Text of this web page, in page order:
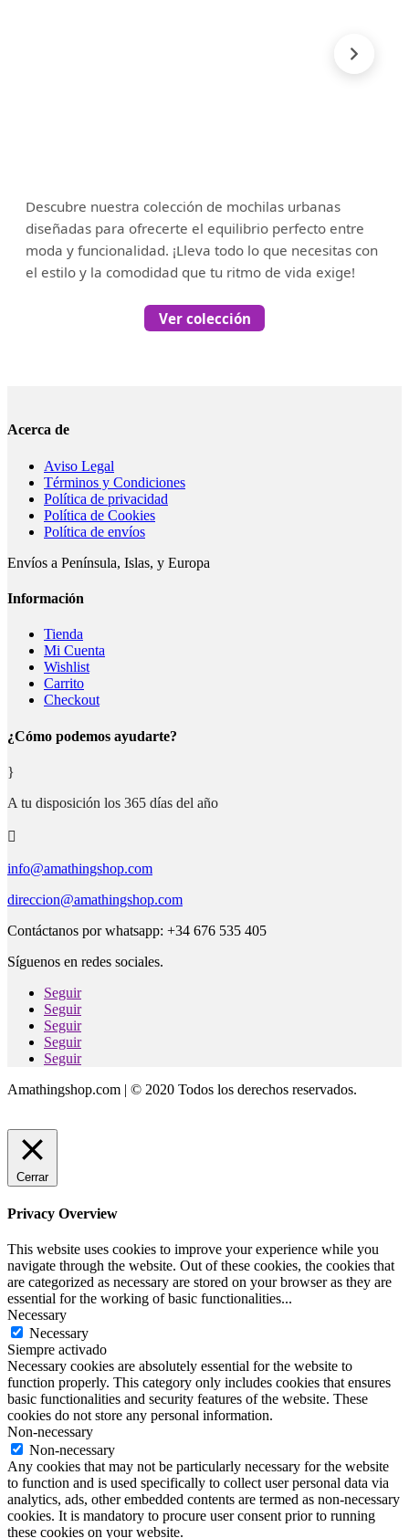
Descubre nuestra colección de mochilas urbanas
diseñadas para ofrecerte el equilibrio perfecto entre
moda y funcionalidad. ¡Lleva todo lo que necesitas con
el estilo y la comodidad que tu ritmo de vida exige!
Ver colección
Acerca de
Aviso Legal
Términos y Condiciones
Política de privacidad
Política de Cookies
Política de envíos
Envíos a Península, Islas, y Europa
Información
Tienda
Mi Cuenta
Wishlist
Carrito
Checkout
¿Cómo podemos ayudarte?
}
A tu disposición los 365 días del año

info@amathingshop.com
direccion@amathingshop.com
Contáctanos por whatsapp: +34 676 535 405
Síguenos en redes sociales.
Seguir
Seguir
Seguir
Seguir
Seguir
Amathingshop.com | © 2020 Todos los derechos reservados.
Cerrar
Privacy Overview
This website uses cookies to improve your experience while you
navigate through the website. Out of these cookies, the cookies that
are categorized as necessary are stored on your browser as they are
essential for the working of basic functionalities...
Necessary
Necessary
Siempre activado
Necessary cookies are absolutely essential for the website to
function properly. This category only includes cookies that ensures
basic functionalities and security features of the website. These
cookies do not store any personal information.
Non-necessary
Non-necessary
Any cookies that may not be particularly necessary for the website
to function and is used specifically to collect user personal data via
analytics, ads, other embedded contents are termed as non-necessary
cookies. It is mandatory to procure user consent prior to running
these cookies on your website.